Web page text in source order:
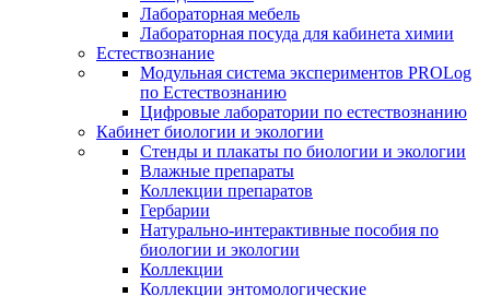
Лабораторная мебель
Лабораторная посуда для кабинета химии
Естествознание
Модульная система экспериментов PROLog
по Естествознанию
Цифровые лаборатории по естествознанию
Кабинет биологии и экологии
Стенды и плакаты по биологии и экологии
Влажные препараты
Коллекции препаратов
Гербарии
Натурально-интерактивные пособия по
биологии и экологии
Коллекции
Коллекции энтомологические